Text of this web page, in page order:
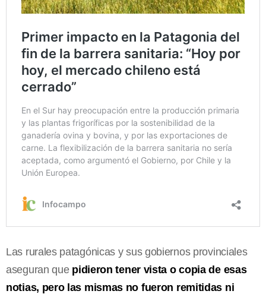
Las rurales patagónicas y sus gobiernos provinciales
aseguran que pidieron tener vista o copia de esas
notias, pero las mismas no fueron remitidas ni